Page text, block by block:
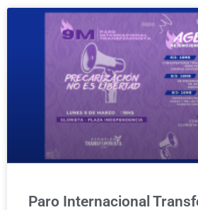
Paro Internacional